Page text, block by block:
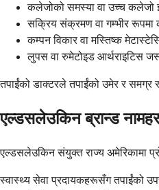
कलेजोको समस्या वा उच्च कलेजो
सक्रिय संक्रमण वा गम्भीर रूपमा
कम्पन विकार वा मस्तिष्क
लुपस वा रुमेटोइड आर्थराइटिस
तपाईंको डाक्टरले तपाईंको उमेर र समग्र
एल्डसलेउकिन ब्रान्ड
एल्डसलेउकिन संयुक्त राज्य अमेरिकामा
स्वास्थ्य सेवा प्रदायकहरूसँग तपाईंको